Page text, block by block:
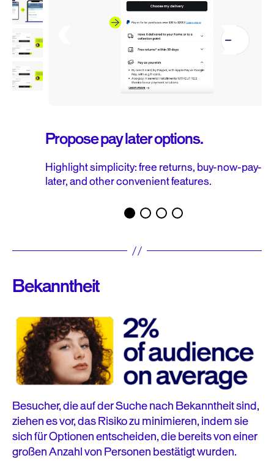
Propose pay later options.
Highlight simplicity: free returns, buy-now-pay-
later, and other convenient features.
Bekanntheit
Besucher, die auf der Suche nach Bekanntheit sind,
ziehen es vor, das Risiko zu minimieren, indem sie
sich für Optionen entscheiden, die bereits von einer
großen Anzahl von Personen bestätigt wurden.